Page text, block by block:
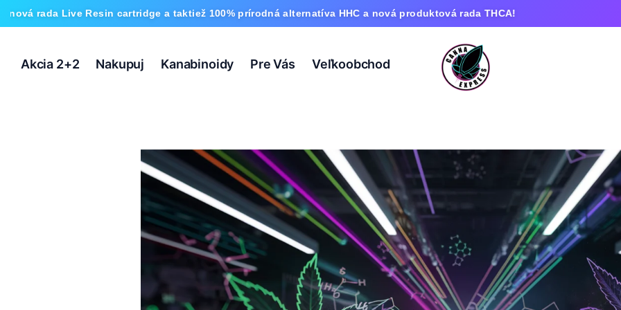
Resin cartridge a taktiež 100% prírodná alternatíva HHC a nová produktová rada THCA!
Akcia 2+2 Nakupuj Kanabinoidy Pre Vás Veľkoobchod